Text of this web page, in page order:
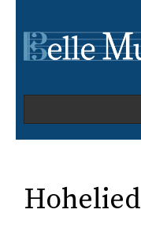
Home
Kammermusik
Hohelied